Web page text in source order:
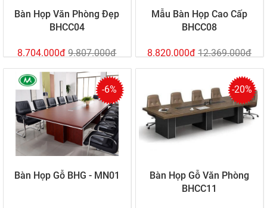
Bàn Họp Văn Phòng Đẹp
BHCC04
8.704.000đ 9.807.000đ
Mẫu Bàn Họp Cao Cấp
BHCC08
8.820.000đ 12.369.000đ
-6%
Bàn Họp Gỗ BHG - MN01
-20%
Bàn Họp Gỗ Văn Phòng
BHCC11